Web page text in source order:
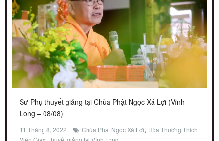
Sư Phụ thuyết giảng tại Chùa Phật Ngọc Xá Lợi (Vĩnh
Long – 08/08)
11 Tháng 8, 2022 Chùa Phật Ngọc Xá Lợi, Hòa Thượng Thích